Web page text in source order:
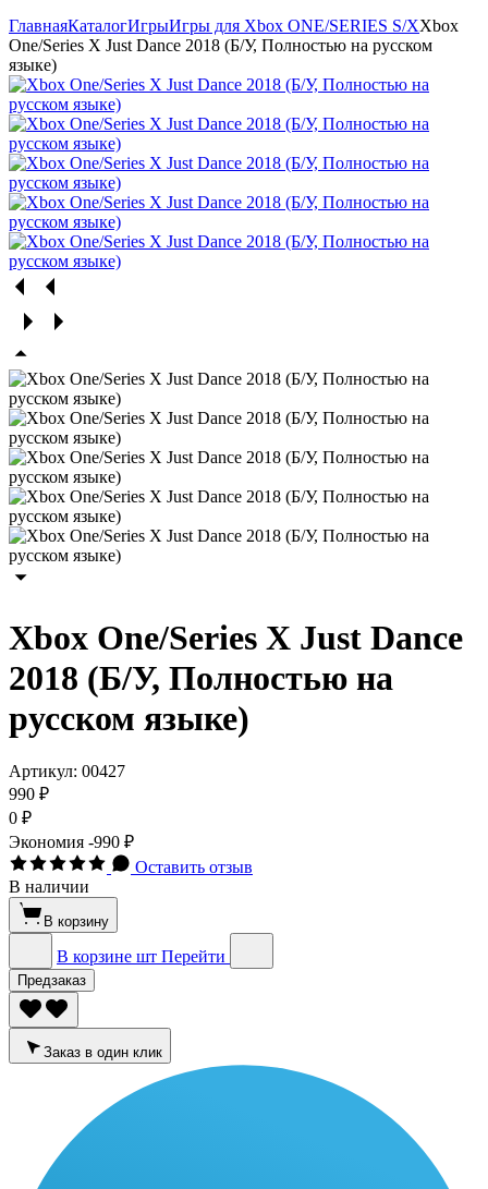
ГлавнаяКаталогИгрыИгры для Xbox ONE/SERIES S/XXbox
One/Series X Just Dance 2018 (Б/У, Полностью на русском
языке)
Xbox One/Series X Just Dance
2018 (Б/У, Полностью на
русском языке)
Артикул: 00427
990 ₽
0 ₽
Экономия -990 ₽
Оставить отзыв
В наличии
В корзину
В корзине шт Перейти
Предзаказ
Заказ в один клик